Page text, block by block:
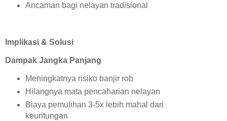
Ancaman bagi nelayan tradisional
Implikasi & Solusi
Dampak Jangka Panjang
Meningkatnya risiko banjir rob
Hilangnya mata pencaharian nelayan
Biaya pemulihan 3-5x lebih mahal dari
keuntungan